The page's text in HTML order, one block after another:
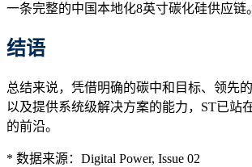
一条完整的中国本地化8英寸碳化硅供应链。
结语
总结来说，凭借明确的碳中和目标、领先的
以及提供系统级解决方案的能力，ST已站
的前沿。
* 数据来源：Digital Power, Issue 02